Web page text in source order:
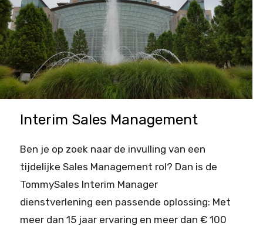
Interim Sales Management
Ben je op zoek naar de invulling van een
tijdelijke Sales Management rol? Dan is de
TommySales Interim Manager
dienstverlening een passende oplossing: Met
meer dan 15 jaar ervaring en meer dan € 100